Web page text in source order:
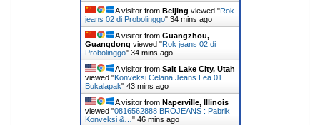
A visitor from Beijing viewed "Rok
jeans 02 di Probolinggo" 34 mins ago
A visitor from Guangzhou,
Guangdong viewed "Rok jeans 02 di
Probolinggo" 34 mins ago
A visitor from Salt Lake City, Utah
viewed "Konveksi Celana Jeans Lea 01
Bukalapak" 43 mins ago
A visitor from Naperville, Illinois
viewed "0816562888 BROJEANS : Pabrik
Konveksi &… " 46 mins ago